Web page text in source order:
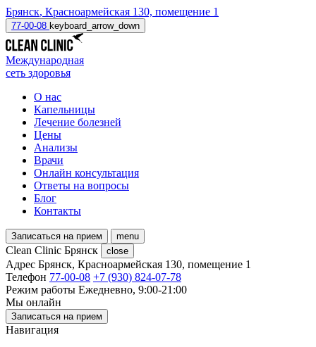
Брянск, Красноармейская 130, помещение 1
77-00-08 keyboard_arrow_down
Международная
сеть здоровья
О нас
Капельницы
Лечение болезней
Цены
Анализы
Врачи
Онлайн консультация
Ответы на вопросы
Блог
Контакты
Записаться на прием menu
Clean Clinic Брянск close
Адрес Брянск, Красноармейская 130, помещение 1
Телефон 77-00-08 +7 (930) 824-07-78
Режим работы Ежедневно, 9:00-21:00
Мы онлайн
Записаться на прием
Навигация